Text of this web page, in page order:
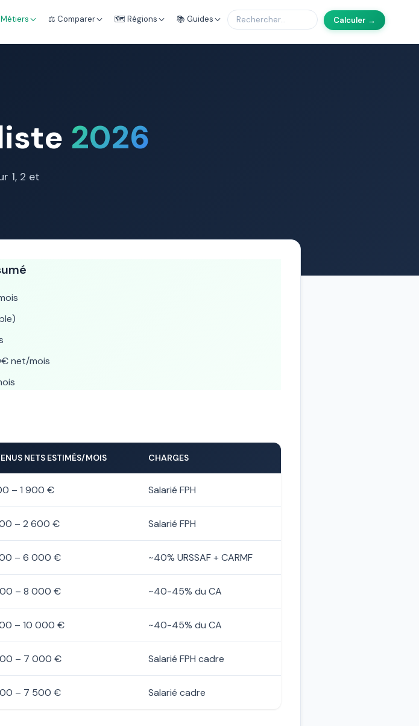
Métiers ⚖️ Comparer 🗺️ Régions 📚 Guides Calculer →
2026
1, 2 et
net/mois
NETS ESTIMÉS/MOIS CHARGES
– 1 900 € Salarié FPH
– 2 600 € Salarié FPH
– 6 000 € ~40% URSSAF + CARMF
– 8 000 € ~40-45% du CA
– 10 000 € ~40-45% du CA
– 7 000 € Salarié FPH cadre
– 7 500 € Salarié cadre